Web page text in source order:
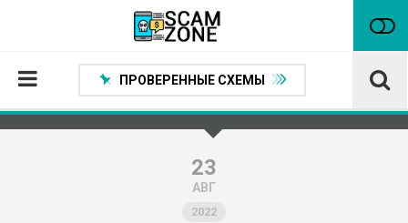
Проверенные способы заработка
ПРОВЕРЕННЫЕ СХЕМЫ
23
АВГ
2022